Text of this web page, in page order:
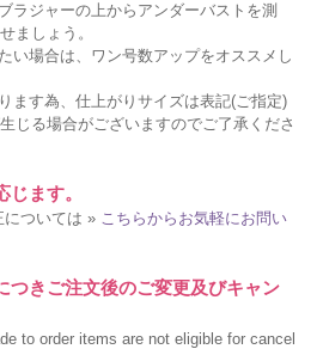
ラジャーの上からアンダーバストを測
ましょう。
い場合は、ワン号数アップをオススメし
ます為、仕上がりサイズは表記(ご指定)
じる場合がございますのでご了承くださ
ます。
ついては » こちらからお気軽にお問い
きご注文後のご変更及びキャン
to order items are not eligible for cancel